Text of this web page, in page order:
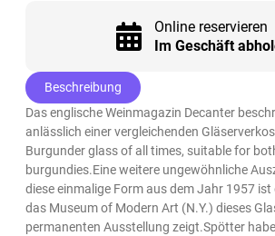
Online reservieren
Im Geschäft
Beschreibung
Das englische Weinmagazin Decanter
anlässlich einer vergleichenden
Burgunder glass of all times, suitable for
burgundies.Eine weitere ungewöhnliche
diese einmalige Form aus dem Jahr 1957 ist
das Museum of Modern Art (N.Y.) dieses
permanenten Ausstellung zeigt.Spötter